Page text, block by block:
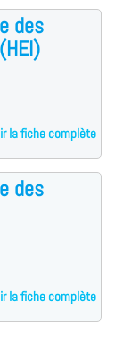
des
la fiche complète
des
la fiche complète